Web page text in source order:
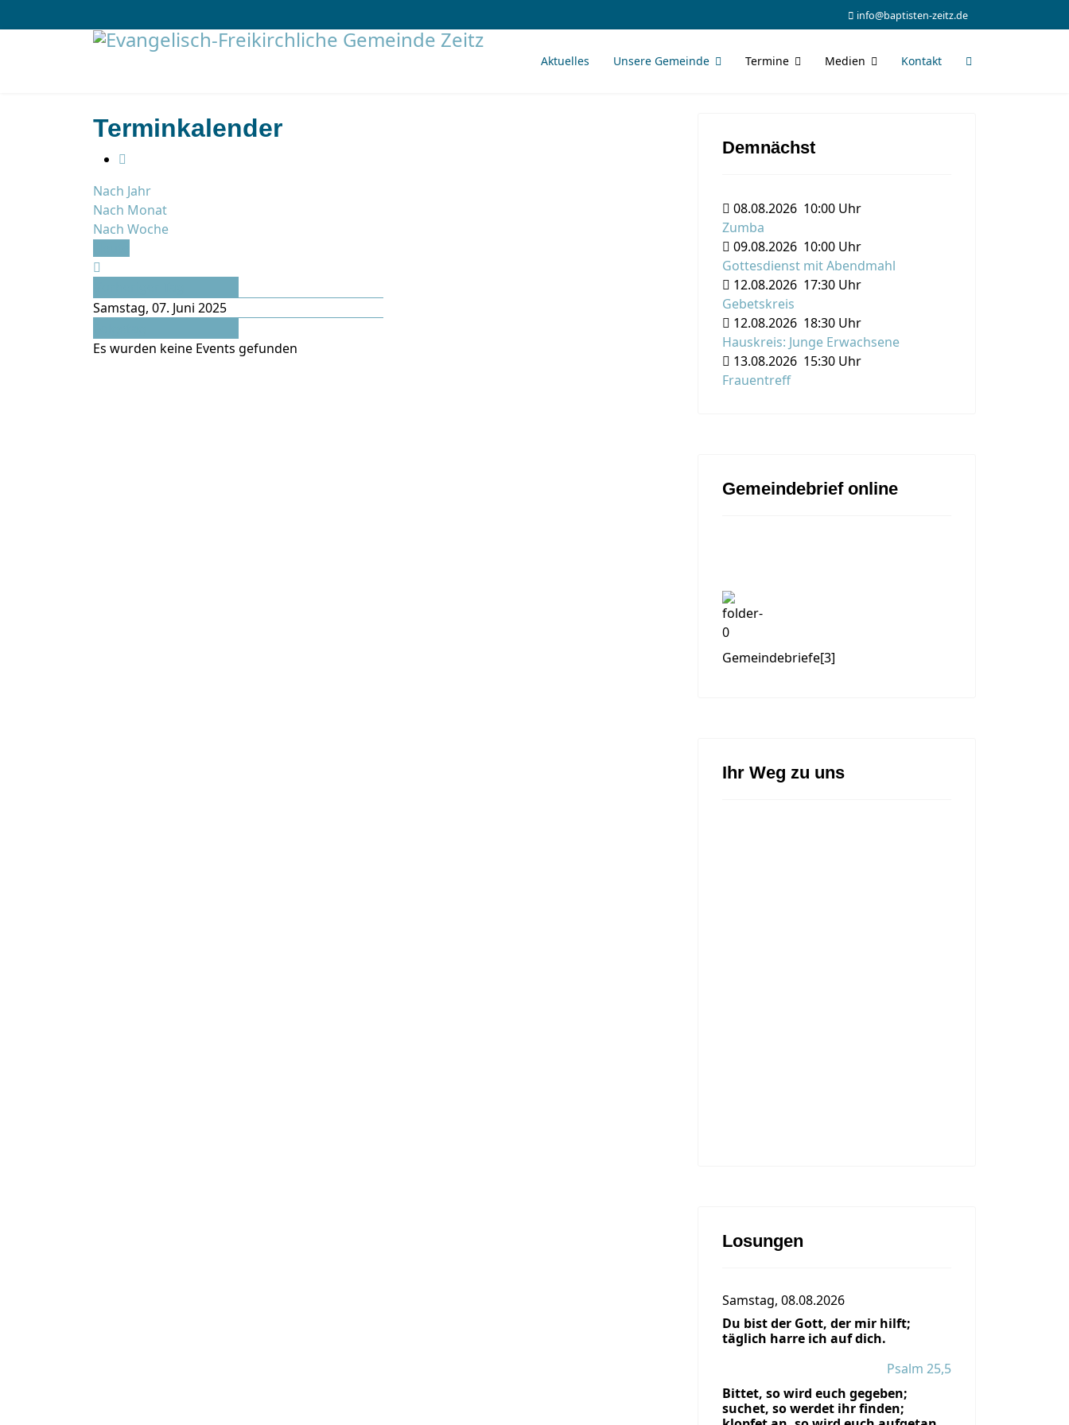
info@baptisten-zeitz.de
Aktuelles Unsere Gemeinde Termine Medien Kontakt
Terminkalender
Nach Jahr
Nach Monat
Nach Woche
Samstag, 07. Juni 2025
Es wurden keine Events gefunden
Demnächst
08.08.2026 10:00 Uhr
Zumba
09.08.2026 10:00 Uhr
Gottesdienst mit Abendmahl
12.08.2026 17:30 Uhr
Gebetskreis
12.08.2026 18:30 Uhr
Hauskreis: Junge Erwachsene
13.08.2026 15:30 Uhr
Frauentreff
Gemeindebrief online
Gemeindebriefe[3]
Ihr Weg zu uns
Losungen
Samstag, 08.08.2026
Du bist der Gott, der mir hilft;
täglich harre ich auf dich.
Psalm 25,5
Bittet, so wird euch gegeben;
suchet, so werdet ihr finden;